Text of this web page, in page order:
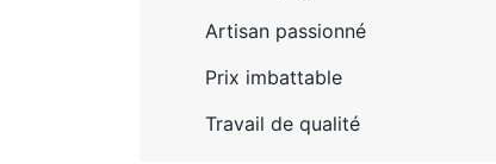
Artisan passionné
Prix imbattable
Travail de qualité